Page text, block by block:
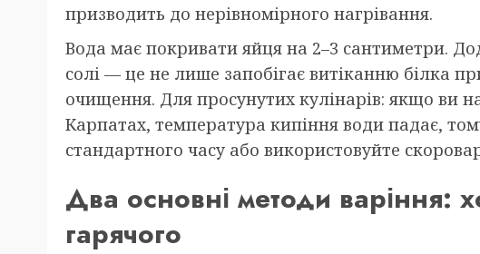
призводить до нерівномірного нагрівання.
Вода має покривати яйця на 2–3 сантиметри.
солі — це не лише запобігає витіканню білка
очищення. Для просунутих кулінарів: якщо ви
Карпатах, температура кипіння води падає,
стандартного часу або використовуйте
Два основні методи варіння:
гарячого